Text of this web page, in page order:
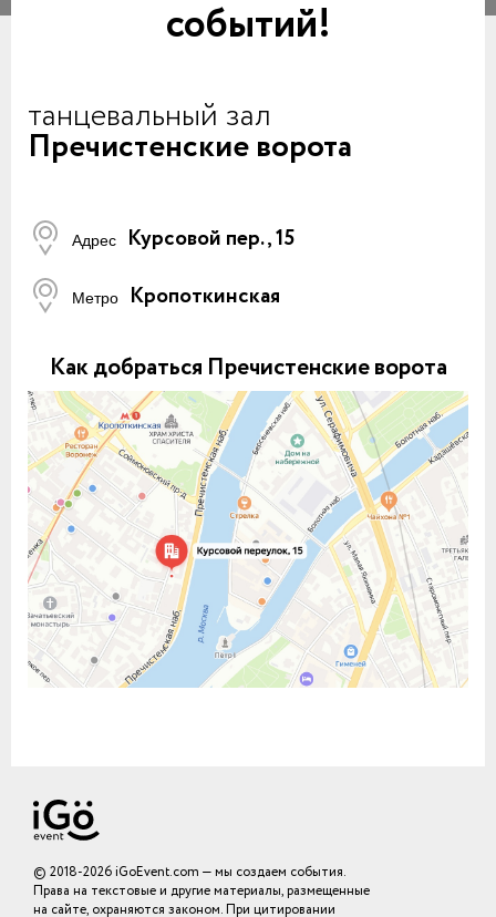
событий!
танцевальный зал
Пречистенские ворота
Адрес Курсовой пер., 15
Метро Кропоткинская
Как добраться Пречистенские ворота
© 2018-2026 iGoEvent.com — мы создаем события.
Права на текстовые и другие материалы, размещенные
на сайте, охраняются законом. При цитировании